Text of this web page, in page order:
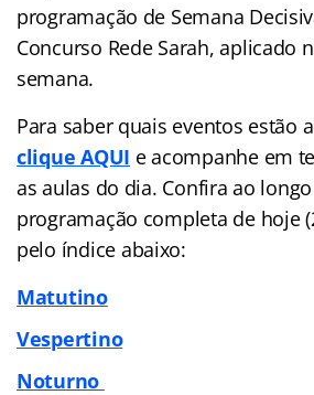
programação de Semana
Concurso Rede Sarah, aplicado
semana.
Para saber quais eventos estão
clique AQUI e acompanhe em
as aulas do dia. Confira ao
programação completa de hoje
pelo índice abaixo:
Matutino
Vespertino
Noturno